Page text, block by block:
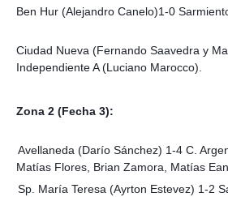
Ben Hur (Alejandro Canelo)1-0
Ciudad Nueva (Fernando Saavedra y
Independiente A (Luciano Marocco).
Zona 2 (Fecha 3):
Avellaneda (Darío Sánchez) 1-4 C.
Matías Flores, Brian Zamora, Matías
Sp. María Teresa (Ayrton Estevez) 1-2